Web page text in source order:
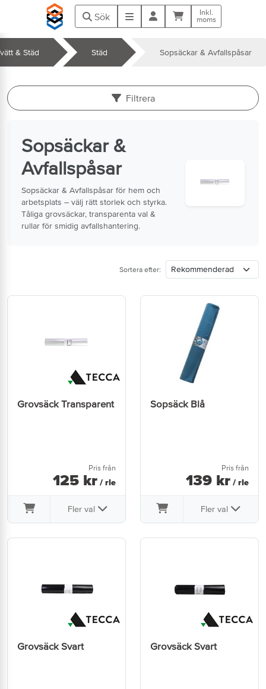
Hoppa till huvudinnehåll
Sök Meny Kundvagn
Inkl.
moms
& Städ Städ Sopsäckar & Avfallspåsar
Filtrera
Sopsäckar &
Avfallspåsar
Sopsäckar & Avfallspåsar för hem och
arbetsplats – välj rätt storlek och styrka.
Tåliga grovsäckar, transparenta val &
rullar för smidig avfallshantering.
Sortera efter:
Grovsäck Transparent
Pris från
125 kr / rle
Fler val
Sopsäck Blå
Pris från
139 kr / rle
Fler val
Grovsäck Svart Grovsäck Svart